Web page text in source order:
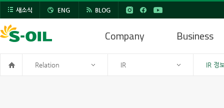
새소식 ENG BLOG
Company Business
Relation IR IR 정